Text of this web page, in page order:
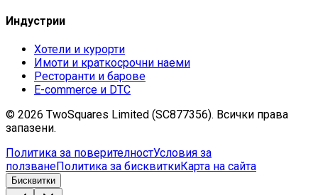
Индустрии
Хотели и курорти
Имоти и краткосрочни наеми
Ресторанти и барове
E-commerce и DTC
© 2026 TwoSquares Limited (SC877356). Всички права
запазени.
Политика за поверителностУсловия за
ползванеПолитика за бисквиткиКарта на сайта
Бисквитки